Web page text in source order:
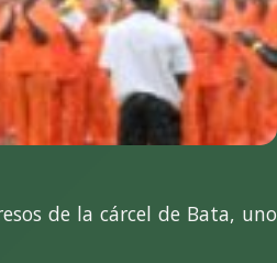
de la cárcel de Bata, uno